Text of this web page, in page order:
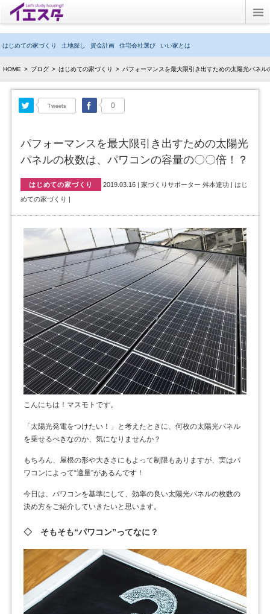
はじめての家づくり 土地探し 資金計画 住宅会社選び いい家とは
HOME > ブログ > はじめての家づくり > パフォーマンスを最大限引き出すための太陽光パネ
Tweets
Twitter 0
Facebook
パフォーマンスを最大限引き出すための太陽光
パネルの枚数は、パワコンの容量の〇〇倍！？
はじめての家づくり 2019.03.16 | 家づくりサポーター 舛本達功 | はじ
めての家づくり |
こんにちは！マスモトです。
「太陽光発電をつけたい！」と考えたときに、何枚の太陽光パネル
を乗せるべきなのか、気になりませんか？
もちろん、屋根の形や大きさにもよって制限もありますが、実はパ
ワコンによって“適量”があるんです！
今日は、パワコンを基準にして、効率の良い太陽光パネルの枚数の
決め方をご紹介していきたいと思います。
◇ そもそも“パワコン”ってなに？
イエスタとは？